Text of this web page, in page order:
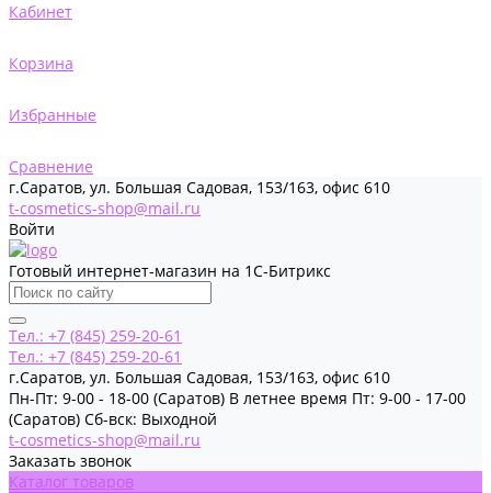
Кабинет
Корзина
Избранные
Сравнение
г.Саратов, ул. Большая Садовая, 153/163, офис 610
t-cosmetics-shop@mail.ru
Войти
Готовый интернет-магазин на 1С-Битрикс
Тел.: +7 (845) 259-20-61
Тел.: +7 (845) 259-20-61
г.Саратов, ул. Большая Садовая, 153/163, офис 610
Пн-Пт: 9-00 - 18-00 (Саратов) В летнее время Пт: 9-00 - 17-00
(Саратов) Сб-вск: Выходной
t-cosmetics-shop@mail.ru
Заказать звонок
Каталог товаров